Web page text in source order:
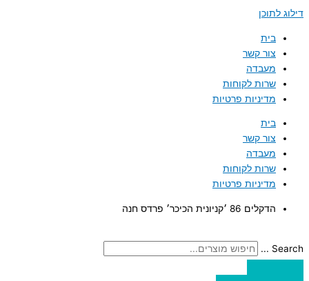
דילוג לתוכן
בית
צור קשר
מעבדה
שרות לקוחות
מדיניות פרטיות
בית
צור קשר
מעבדה
שרות לקוחות
מדיניות פרטיות
הדקלים 86 ׳קניונית הכיכר׳ פרדס חנה
Search ...